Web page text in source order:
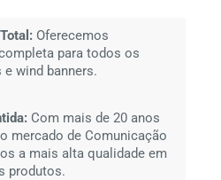
Oferecemos
para todos os
wind banners.
Com mais de 20 anos
mercado de Comunicação
a mais alta qualidade em
produtos.